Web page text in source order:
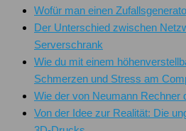
Wofür man einen
Der Unterschied zwischen
Serverschrank
Wie du mit einem
Schmerzen und Stress am
Wie der von Neumann Rechner
Von der Idee zur Realität: Die